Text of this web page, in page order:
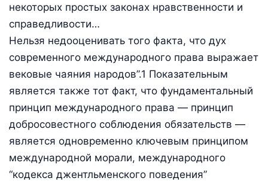
некоторых простых законах нравственности и
справедливости…
Нельзя недооценивать того факта, что дух
современного международного права выражает
вековые чаяния народов”.1 Показательным
является также тот факт, что фундаментальный
принцип международного права — принцип
добросовестного соблюдения обязательств —
является одновременно ключевым принципом
международной морали, международного
“кодекса джентльменского поведения”